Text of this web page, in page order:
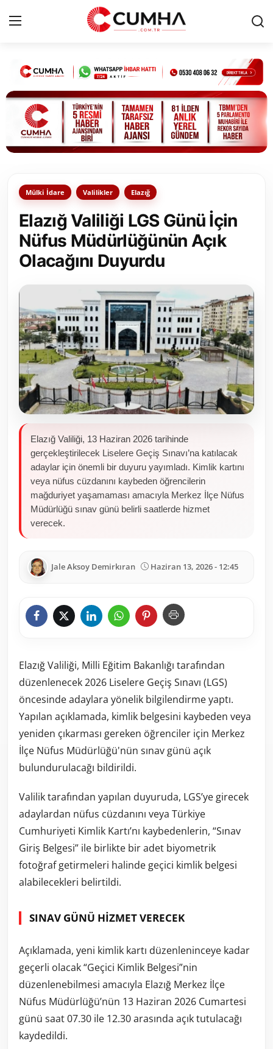
Kurumsal
Cumhurbaşkanlığı
Bakanlıklar
Siyasi Partiler
Yerel Yönetimler
Mülki İdare
Toplum ve Yaşam
Sivil Toplum Kuruluşları
Kamu Kurumları ve Üst Kurullar
Resmi Reklamlar
Mülki İdare Valilikler Elazığ
Elazığ Valiliği LGS Günü İçin
Nüfus Müdürlüğünün Açık
Olacağını Duyurdu
Elazığ Valiliği, 13 Haziran 2026 tarihinde
gerçekleştirilecek Liselere Geçiş Sınavı’na katılacak
adaylar için önemli bir duyuru yayımladı. Kimlik kartını
veya nüfus cüzdanını kaybeden öğrencilerin
mağduriyet yaşamaması amacıyla Merkez İlçe Nüfus
Müdürlüğü sınav günü belirli saatlerde hizmet
verecek.
Jale Aksoy Demirkıran Haziran 13, 2026 - 12:45
Elazığ Valiliği, Milli Eğitim Bakanlığı tarafından
düzenlenecek 2026 Liselere Geçiş Sınavı (LGS)
öncesinde adaylara yönelik bilgilendirme yaptı.
Yapılan açıklamada, kimlik belgesini kaybeden veya
yeniden çıkarması gereken öğrenciler için Merkez
İlçe Nüfus Müdürlüğü'nün sınav günü açık
bulundurulacağı bildirildi.
Valilik tarafından yapılan duyuruda, LGS’ye girecek
adaylardan nüfus cüzdanını veya Türkiye
Cumhuriyeti Kimlik Kartı’nı kaybedenlerin, “Sınav
Giriş Belgesi” ile birlikte bir adet biyometrik
fotoğraf getirmeleri halinde geçici kimlik belgesi
alabilecekleri belirtildi.
SINAV GÜNÜ HİZMET VERECEK
Açıklamada, yeni kimlik kartı düzenleninceye kadar
geçerli olacak “Geçici Kimlik Belgesi”nin
düzenlenebilmesi amacıyla Elazığ Merkez İlçe
Nüfus Müdürlüğü’nün 13 Haziran 2026 Cumartesi
günü saat 07.30 ile 12.30 arasında açık tutulacağı
kaydedildi.